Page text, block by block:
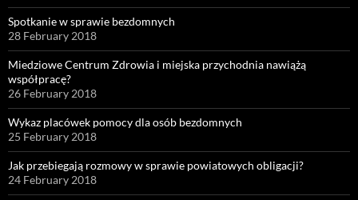
Spotkanie w sprawie bezdomnych
28 February 2018
Miedziowe Centrum Zdrowia i miejska przychodnia nawiążą
współpracę?
26 February 2018
Wykaz placówek pomocy dla osób bezdomnych
25 February 2018
Jak przebiegają rozmowy w sprawie powiatowych obligacji?
24 February 2018